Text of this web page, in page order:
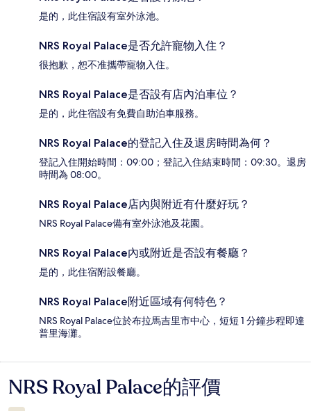
是的，此住宿設有室外泳池。
NRS Royal Palace是否允許寵物入住？
很抱歉，恕不准攜帶寵物入住。
NRS Royal Palace是否設有店內泊車位？
是的，此住宿設有免費自助泊車服務。
NRS Royal Palace的登記入住及退房時間為何？
登記入住開始時間：09:00；登記入住結束時間：09:30。退房
時間為 08:00。
NRS Royal Palace店內與附近有什麼好玩？
NRS Royal Palace備有室外泳池及花園。
NRS Royal Palace內或附近是否設有餐廳？
是的，此住宿附設餐廳。
NRS Royal Palace附近區域有何特色？
NRS Royal Palace位於布拉馬吉里市中心，短短 1 分鐘步程即達
普里海灘。
評
NRS Royal Palace的評價